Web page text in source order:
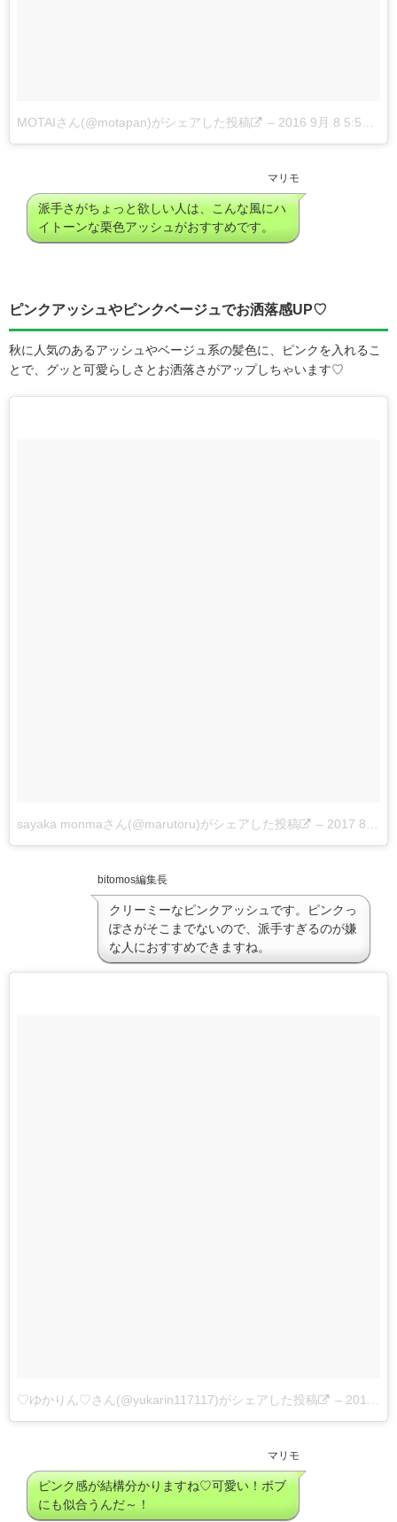
MOTAIさん(@motapan)がシェアした投稿 – 2016 9月 8 5:57午前 PDT
マリモ
派手さがちょっと欲しい人は、こんな風にハ
イトーンな栗色アッシュがおすすめです。
ピンクアッシュやピンクベージュでお洒落感UP♡
秋に人気のあるアッシュやベージュ系の髪色に、ピンクを入れるこ
とで、グッと可愛らしさとお洒落さがアップしちゃいます♡
sayaka monmaさん(@marutoru)がシェアした投稿 – 2017 8月 30 1:27午前 PDT
bitomos編集長
クリーミーなピンクアッシュです。ピンクっ
ぽさがそこまでないので、派手すぎるのが嫌
な人におすすめできますね。
♡ゆかりん♡さん(@yukarin117117)がシェアした投稿 – 2017 8月 29 7:22午後 PDT
マリモ
ピンク感が結構分かりますね♡可愛い！ボブ
にも似合うんだ～！